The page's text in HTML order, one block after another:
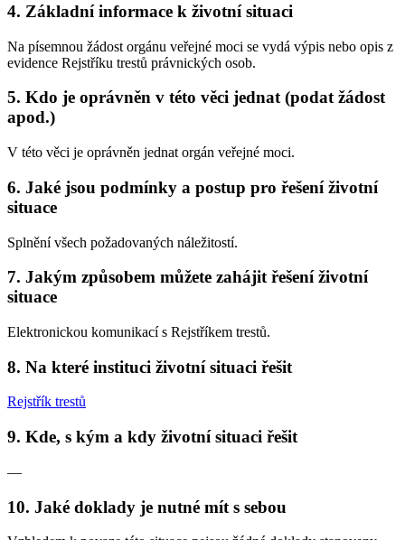
4. Základní informace k životní situaci
Na písemnou žádost orgánu veřejné moci se vydá výpis nebo opis z
evidence Rejstříku trestů právnických osob.
5. Kdo je oprávněn v této věci jednat (podat žádost
apod.)
V této věci je oprávněn jednat orgán veřejné moci.
6. Jaké jsou podmínky a postup pro řešení životní
situace
Splnění všech požadovaných náležitostí.
7. Jakým způsobem můžete zahájit řešení životní
situace
Elektronickou komunikací s Rejstříkem trestů.
8. Na které instituci životní situaci řešit
Rejstřík trestů
9. Kde, s kým a kdy životní situaci řešit
—
10. Jaké doklady je nutné mít s sebou